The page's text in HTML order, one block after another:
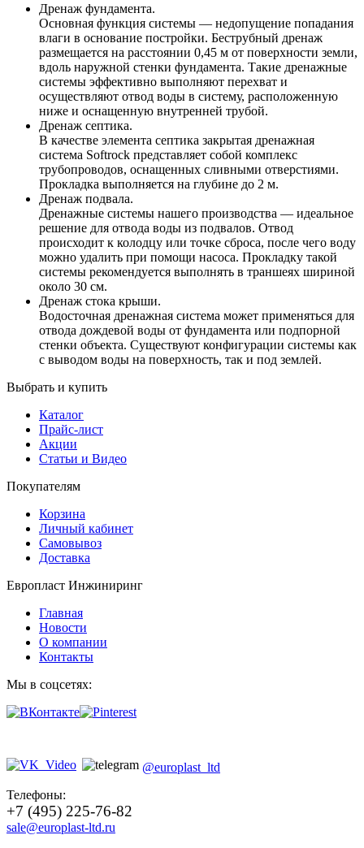
Дренаж фундамента.
Основная функция системы — недопущение попадания
влаги в основание постройки. Беструбный дренаж
размещается на расстоянии 0,45 м от поверхности земли,
вдоль наружной стенки фундамента. Такие дренажные
системы эффективно выполняют перехват и
осуществляют отвод воды в систему, расположенную
ниже и оснащенную внутренней трубой.
Дренаж септика.
В качестве элемента септика закрытая дренажная
система Softrock представляет собой комплекс
трубопроводов, оснащенных сливными отверстиями.
Прокладка выполняется на глубине до 2 м.
Дренаж подвала.
Дренажные системы нашего производства — идеальное
решение для отвода воды из подвалов. Отвод
происходит к колодцу или точке сброса, после чего воду
можно удалить при помощи насоса. Прокладку такой
системы рекомендуется выполнять в траншеях шириной
около 30 см.
Дренаж стока крыши.
Водосточная дренажная система может применяться для
отвода дождевой воды от фундамента или подпорной
стенки объекта. Существуют конфигурации системы как
с выводом воды на поверхность, так и под землей.
Выбрать и купить
Каталог
Прайс-лист
Акции
Статьи и Видео
Покупателям
Корзина
Личный кабинет
Самовывоз
Доставка
Европласт Инжиниринг
Главная
Новости
О компании
Контакты
Мы в соцсетях:
@europlast_ltd
Телефоны:
+7 (495) 225-76-82
sale@europlast-ltd.ru